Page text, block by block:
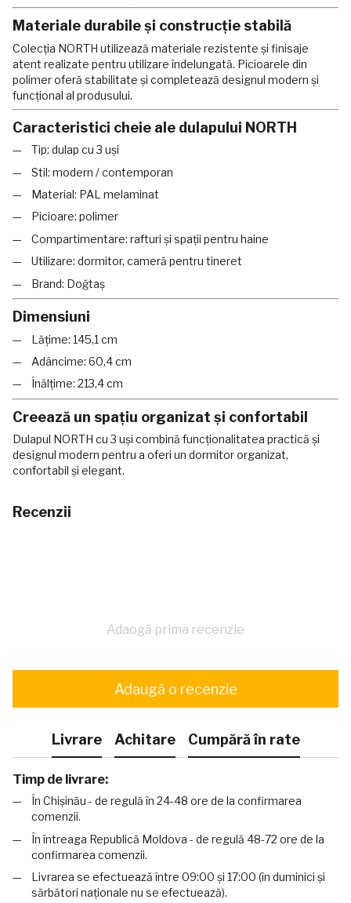
Materiale durabile și construcție stabilă
Colecția NORTH utilizează materiale rezistente și finisaje
atent realizate pentru utilizare îndelungată. Picioarele din
polimer oferă stabilitate și completează designul modern și
funcțional al produsului.
Caracteristici cheie ale dulapului NORTH
Tip: dulap cu 3 uși
Stil: modern / contemporan
Material: PAL melaminat
Picioare: polimer
Compartimentare: rafturi și spații pentru haine
Utilizare: dormitor, cameră pentru tineret
Brand: Doğtaş
Dimensiuni
Lățime: 145,1 cm
Adâncime: 60,4 cm
Înălțime: 213,4 cm
Creează un spațiu organizat și confortabil
Dulapul NORTH cu 3 uși combină funcționalitatea practică și
designul modern pentru a oferi un dormitor organizat,
confortabil și elegant.
Recenzii
Adaogă prima recenzie
Adaugă o recenzie
Livrare Achitare Cumpără în rate
Timp de livrare:
În Chișinău - de regulă în 24-48 ore de la confirmarea
comenzii.
În întreaga Republică Moldova - de regulă 48-72 ore de la
confirmarea comenzii.
Livrarea se efectuează între 09:00 și 17:00 (în duminici și
sărbători naționale nu se efectuează).